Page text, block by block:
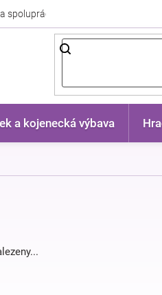
spolupráce
a kojenecká výbava